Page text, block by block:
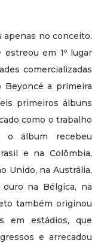
apenas no conceito.
estreou em 1º lugar
comercializadas
Beyoncé a primeira
primeiros álbuns
como o trabalho
o álbum recebeu
e na Colômbia,
Unido, na Austrália,
na Bélgica, na
também originou
em estádios, que
e arrecadou